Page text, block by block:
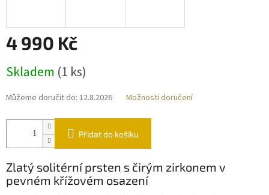
4 990 Kč
cena:
Skladem (1 ks)
Můžeme doručit do: 12.8.2026 Možnosti doručení
Přidat do košíku
Zlatý solitérní prsten s čirým zirkonem v
pevném křížovém osazení